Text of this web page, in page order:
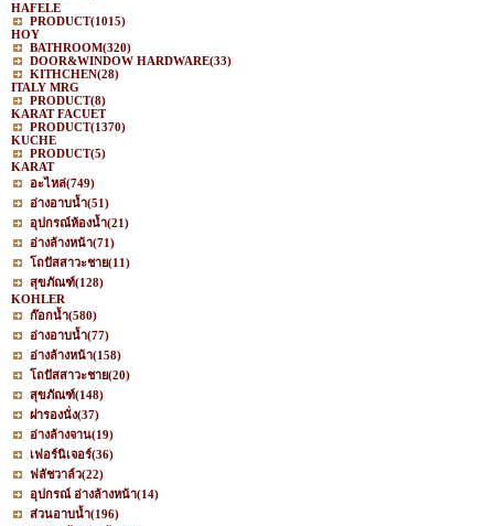
HAFELE
PRODUCT(1015)
HOY
BATHROOM(320)
DOOR&WINDOW HARDWARE(33)
KITHCHEN(28)
ITALY MRG
PRODUCT(8)
KARAT FACUET
PRODUCT(1370)
KUCHE
PRODUCT(5)
KARAT
อะไหล่(749)
อ่างอาบน้ำ(51)
อุปกรณ์ห้องน้ำ(21)
อ่างล้างหน้า(71)
โถปัสสาวะชาย(11)
สุขภัณฑ์(128)
KOHLER
ก๊อกน้ำ(580)
อ่างอาบน้ำ(77)
อ่างล้างหน้า(158)
โถปัสสาวะชาย(20)
สุขภัณฑ์(148)
ฝารองนั่ง(37)
อ่างล้างจาน(19)
เฟอร์นิเจอร์(36)
ฟลัชวาล์ว(22)
อุปกรณ์ อ่างล้างหน้า(14)
ส่วนอาบน้ำ(196)